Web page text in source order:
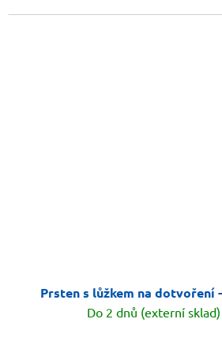
Prsten s lůžkem na dotvoření
Do 2 dnů (externí sklad)